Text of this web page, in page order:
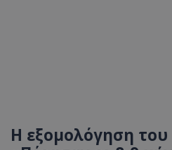
Η εξομολόγηση